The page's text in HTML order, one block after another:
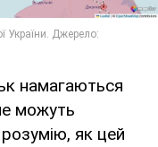
намагаються
можуть
як цей